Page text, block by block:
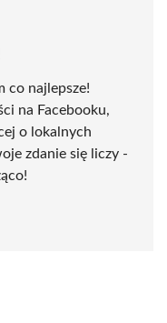
co najlepsze!
na Facebooku,
o lokalnych
zdanie się liczy -